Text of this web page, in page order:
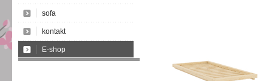
sofa
kontakt
E-shop